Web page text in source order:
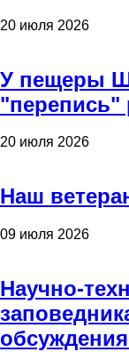
20 июля 2026
У пещеры
"перепись"
20 июля 2026
Наш
09 июля 2026
Научно-